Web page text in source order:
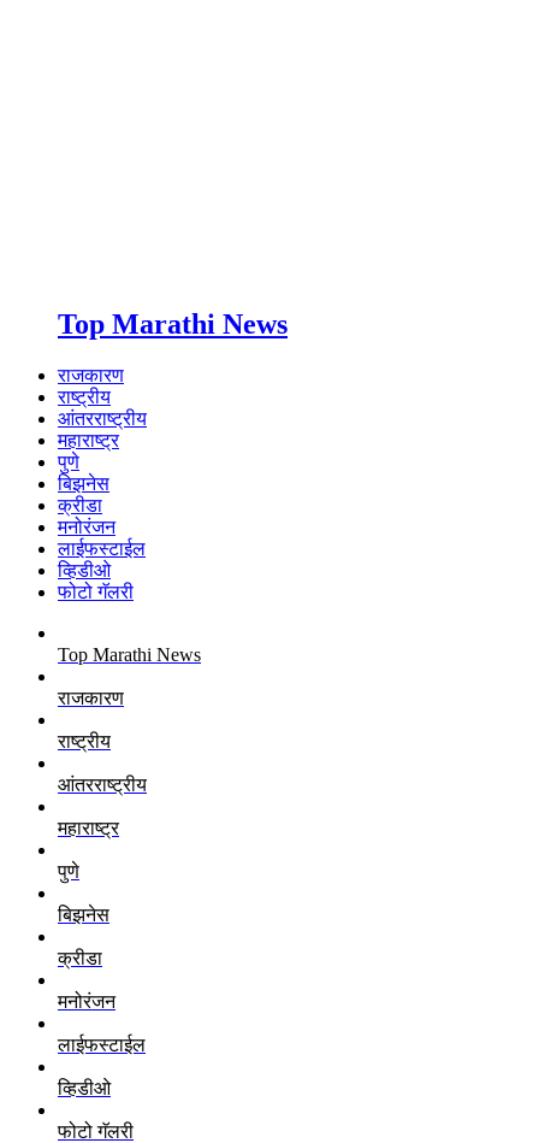
Top Marathi News
राजकारण
राष्ट्रीय
आंतरराष्ट्रीय
महाराष्ट्र
पुणे
बिझनेस
क्रीडा
मनोरंजन
लाईफस्टाईल
व्हिडीओ
फोटो गॅलरी
Top Marathi News
राजकारण
राष्ट्रीय
आंतरराष्ट्रीय
महाराष्ट्र
पुणे
बिझनेस
क्रीडा
मनोरंजन
लाईफस्टाईल
व्हिडीओ
फोटो गॅलरी